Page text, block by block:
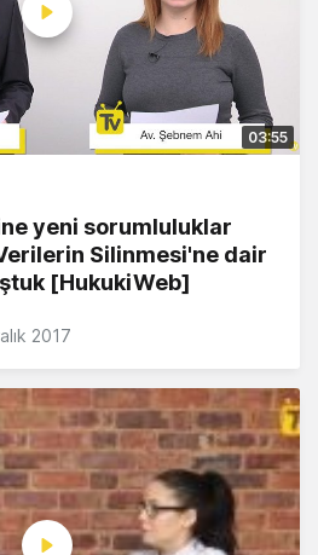
yeni sorumluluklar
Silinmesi'ne dair
[HukukiWeb]
03:55
2017